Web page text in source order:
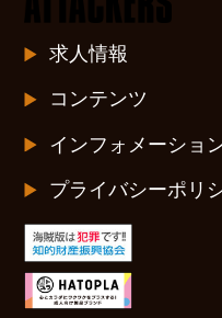
求人情報
コンテンツ
インフォメーショ
プライバシーポリ